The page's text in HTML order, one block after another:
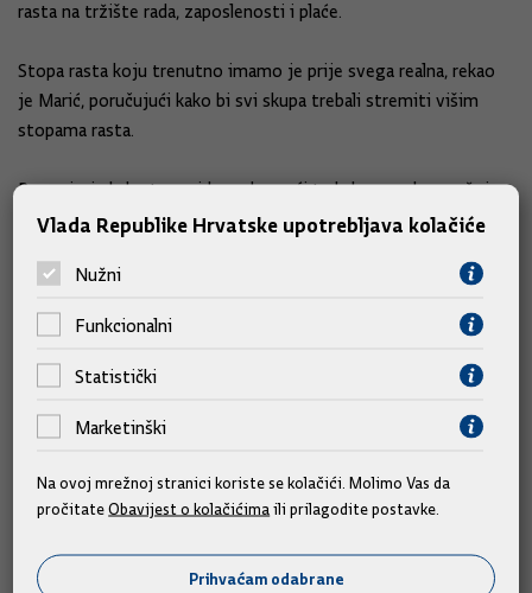
rasta na tržište rada, zaposlenosti i plaće.
Stopa rasta koju trenutno imamo je prije svega realna, rekao
je Marić, poručujući kako bi svi skupa trebali stremiti višim
stopama rasta.
Ponovio je kako to ne ide preko noći te kako posebnu pažnju
treba posvetiti potencijalnom rastu, onomu što imamo i kako
bile više.
Ne želeći komentirati monetarnu politiku, s obzirom na
neovisnost Hrvatske narodne banke, Marić je rekao kako je
javnih financija, preokretanje negativnih trendova javnog duga.
Hrvatske popravljen.
nam može omogućiti da bolje raspolažemo s našim
Vlada Republike Hrvatske upotrebljava kolačiće
Nužni
Funkcionalni
Statistički
Marketinški
Na ovoj mrežnoj stranici koriste se kolačići. Molimo Vas da
pročitateObavijest o kolačićimaili prilagodite postavke.
Prihvaćam odabrane